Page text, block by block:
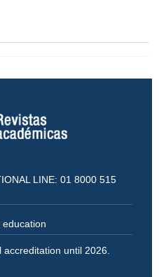
LINE: 01 8000 515
until 2026.